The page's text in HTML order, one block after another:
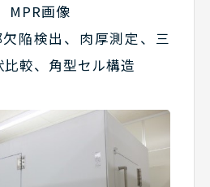
MPR画像
陥検出、肉厚測定、三
較、角型セル構造